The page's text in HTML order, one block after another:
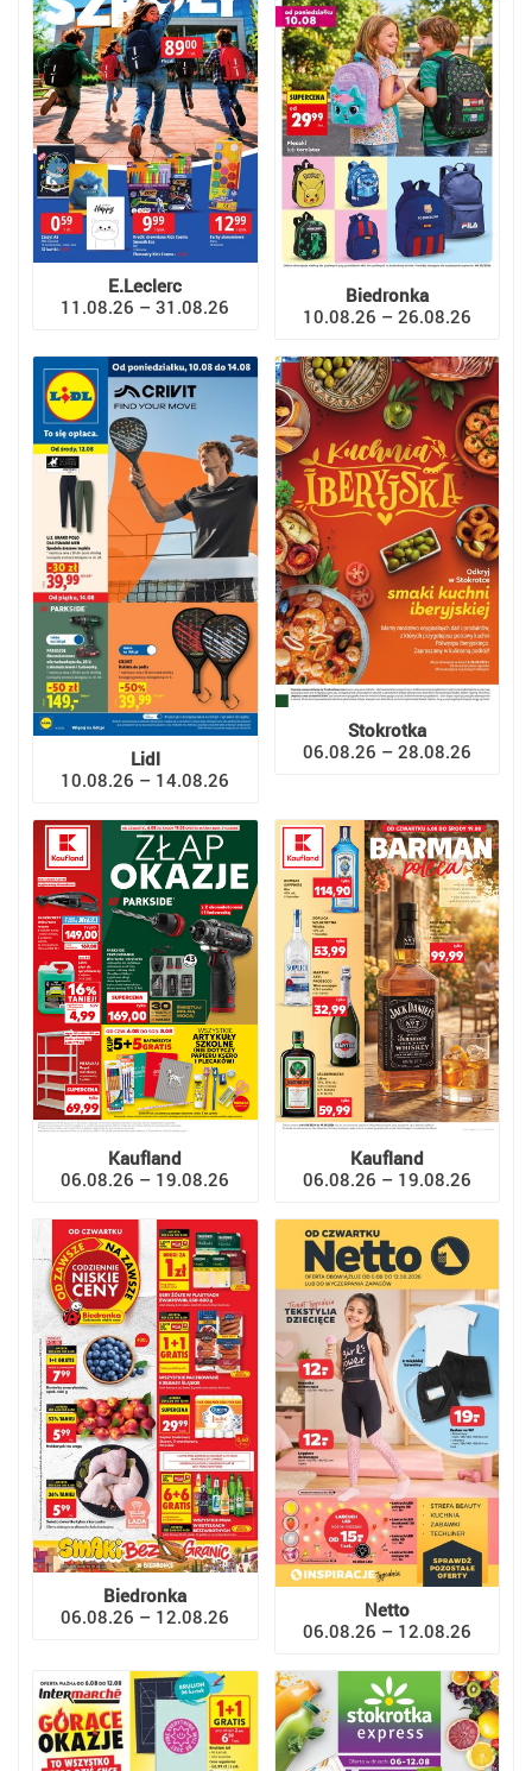
E.Leclerc
11.08.26 – 31.08.26
Biedronka
10.08.26 – 26.08.26
Lidl
10.08.26 – 14.08.26
Stokrotka
06.08.26 – 28.08.26
Kaufland
06.08.26 – 19.08.26
Kaufland
06.08.26 – 19.08.26
Biedronka
06.08.26 – 12.08.26
Netto
06.08.26 – 12.08.26